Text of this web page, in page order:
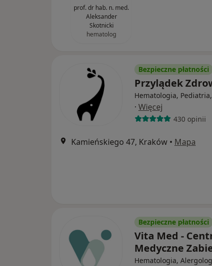
prof. dr hab. n. med.
Aleksander
Skotnicki
hematolog
Bezpieczne płatności
Przylądek
Hematologia,
· Więcej
430 opinii
Kamieńskiego 47, Kraków • Mapa
Bezpieczne płatności
Vita Med -
Medyczne
Hematologia,